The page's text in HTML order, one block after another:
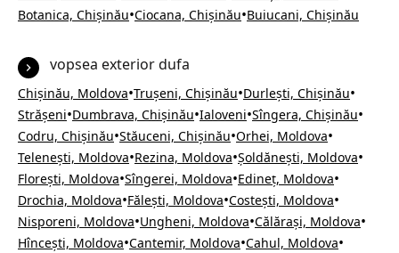
Botanica, Chișinău•Ciocana, Chișinău•Buiucani, Chișinău
vopsea exterior dufa
Chișinău, Moldova•Trușeni, Chișinău•Durlești, Chișinău•
Strășeni•Dumbrava, Chișinău•Ialoveni•Sîngera, Chișinău•
Codru, Chișinău•Stăuceni, Chișinău•Orhei, Moldova•
Telenești, Moldova•Rezina, Moldova•Șoldănești, Moldova•
Florești, Moldova•Sîngerei, Moldova•Edineț, Moldova•
Drochia, Moldova•Fălești, Moldova•Costești, Moldova•
Nisporeni, Moldova•Ungheni, Moldova•Călărași, Moldova•
Hîncești, Moldova•Cantemir, Moldova•Cahul, Moldova•